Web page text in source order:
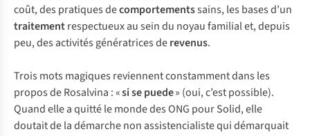
coût, des pratiques decomportementssains, les bases d’un
traitementrespectueux au sein du noyau familial et, depuis
peu, des activités génératrices derevenus.
Trois mots magiques reviennent constamment dans les
propos de Rosalvina : «si se puede» (oui, c’est possible).
Quand elle a quitté le monde des ONG pour Solid, elle
doutait de la démarche non assistencialiste qui démarquait